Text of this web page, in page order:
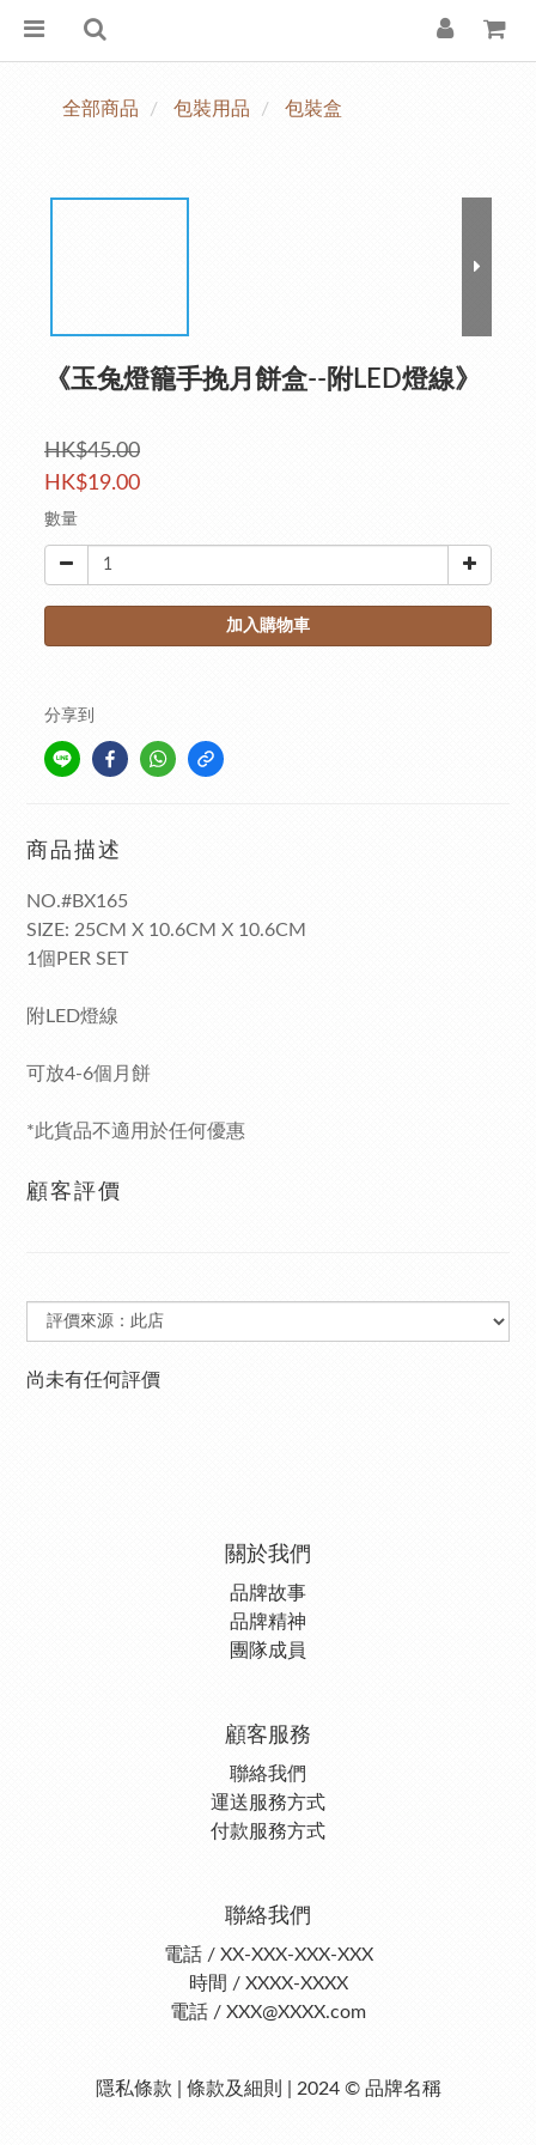
全部商品 包裝用品 包裝盒
《玉兔燈籠手挽月餅盒--附LED燈線》
HK$45.00
HK$19.00
數量
加入購物車
分享到
商品描述
NO.#BX165
SIZE: 25CM X 10.6CM X 10.6CM
1個PER SET
附LED燈線
可放4-6個月餅
*此貨品不適用於任何優惠
顧客評價
尚未有任何評價
關於我們
品牌故事
品牌精神
團隊成員
顧客服務
聯絡我們
運送服務方式
付款服務方式
聯絡我們
電話 / XX-XXX-XXX-XXX
時間 / XXXX-XXXX
電話 / XXX@XXXX.com
隱私條款 | 條款及細則 | 2024 © 品牌名稱